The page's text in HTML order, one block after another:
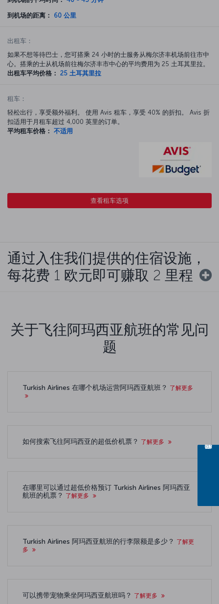
到机场的距离： 60 公里
出租车：
如果不想等待巴士，您可搭乘 24 小时的士服务从梅尔济丰机场前往市中
心。搭乘的士从机场前往梅尔济丰市中心的平均费用为 25 土耳其里拉。
出租车平均价格： 25 土耳其里拉
租车：
轻松出行，享受额外福利。 使用 Avis 租车，享受 40% 的折扣。 Avis 折
扣适用于月租车超过 4,000 英里的订单。
平均租车价格： 不适用
查看租车选项
通过入住我们提供的住宿设施，
每花费 1 欧元即可赚取 2 里程
关于飞往阿玛西亚航班的常见问
题
Turkish Airlines 在哪个机场运营阿玛西亚航班？ 了解更多
如何搜索飞往阿玛西亚的超低价机票？ 了解更多
在哪里可以通过超低价格预订 Turkish Airlines 阿玛西亚
航班的机票？ 了解更多
Turkish Airlines 阿玛西亚航班的行李限额是多少？ 了解更
多
可以携带宠物乘坐阿玛西亚航班吗？ 了解更多